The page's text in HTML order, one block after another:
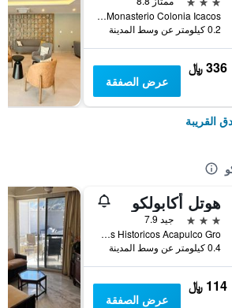
Calle 4 Numero 105 Esquina Ortiz Monasterio Colonia Icacos, اكابولكو, ولاية غيريرو, المكسيك
0.2 كيلومتر عن وسط المدينة
336 ﷼
عرض الصفقة
القريبة
هوتل أكابولكو
3 نجوم
جيد 7.9
Benito Juarez 28 Barrios Historicos Acapulco Gro, اكابولكو, ولاية غيريرو, المكسيك
0.4 كيلومتر عن وسط المدينة
114 ﷼
عرض الصفقة